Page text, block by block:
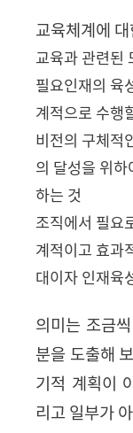
교육체계에
교육과 관련된
필요인재의 육
계적으로 수행
비전의 구체적
의 달성을 위
하는 것
조직에서 필요
계적이고 효과
대이자 인재육
의미는 조금
분을 도출해
기적 계획이
리고 일부가